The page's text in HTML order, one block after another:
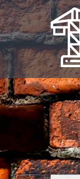
Skip
to
content